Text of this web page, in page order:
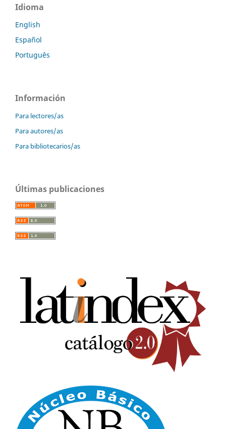
Idioma
English
Español
Português
Información
Para lectores/as
Para autores/as
Para bibliotecarios/as
Últimas publicaciones